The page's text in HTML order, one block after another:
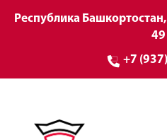
Республика
49
+7